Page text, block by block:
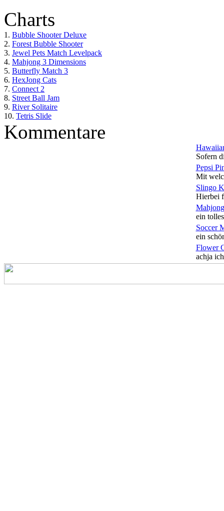
Charts
1. Bubble Shooter Deluxe
2. Forest Bubble Shooter
3. Jewel Pets Match Levelpack
4. Mahjong 3 Dimensions
5. Butterfly Match 3
6. HexJong Cats
7. Connect 2
8. Street Ball Jam
9. River Solitaire
10. Tetris Slide
Kommentare
Sofern
Pepsi
Mit
Slingo
Hierbei
ein
Soccer
ein
Flower
achja